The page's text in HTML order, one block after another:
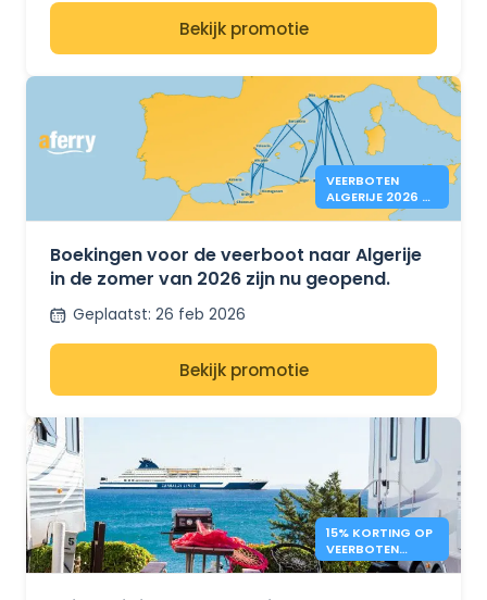
Bekijk promotie
VEERBOTEN
ALGERIJE 2026 –
BOEKINGEN OPEN
Boekingen voor de veerboot naar Algerije
in de zomer van 2026 zijn nu geopend.
Geplaatst: 26 feb 2026
Bekijk promotie
15% KORTING OP
VEERBOTEN
VOOR CAMPERS –